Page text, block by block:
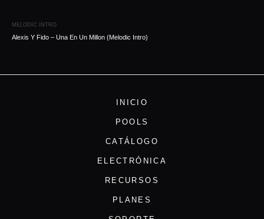
MELODIC INTRO
Alexis Y Fido – Una En Un Millon (Melodic Intro)
INICIO
POOLS
CATÁLOGO
ELECTRÓNICA
RECURSOS
PLANES